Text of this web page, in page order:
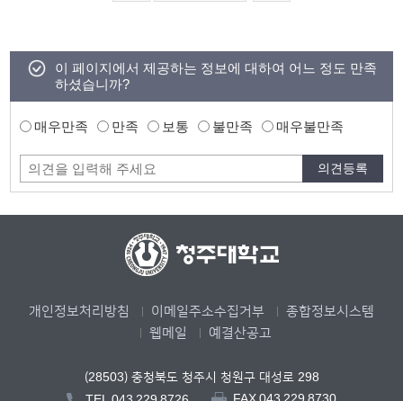
이 페이지에서 제공하는 정보에 대하여 어느 정도 만족
하셨습니까?
매우만족 만족 보통 불만족 매우불만족
개인정보처리방침 이메일주소수집거부
종합정보시스템
웹메일
예결산공고
(28503) 충청북도 청주시 청원구 대성로 298